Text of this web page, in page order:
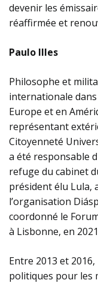
devenir les
réaffirmée et
Paulo Illes
Philosophe et
internationale
Europe et en
représentant
Citoyenneté
a été responsable
refuge du cabinet
président élu Lula,
l’organisation
coordonné le
à Lisbonne, en
Entre 2013 et
politiques pour les